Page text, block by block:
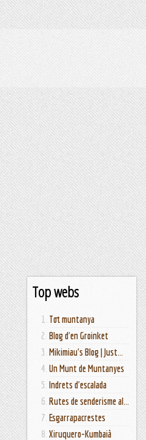
Top webs
Tot muntanya
Blog d'en Groinket
Mikimiau's Blog | Just...
Un Munt de Muntanyes
Indrets d'escalada
Rutes de senderisme al...
Esgarrapacrestes
Xiruquero-Kumbaià